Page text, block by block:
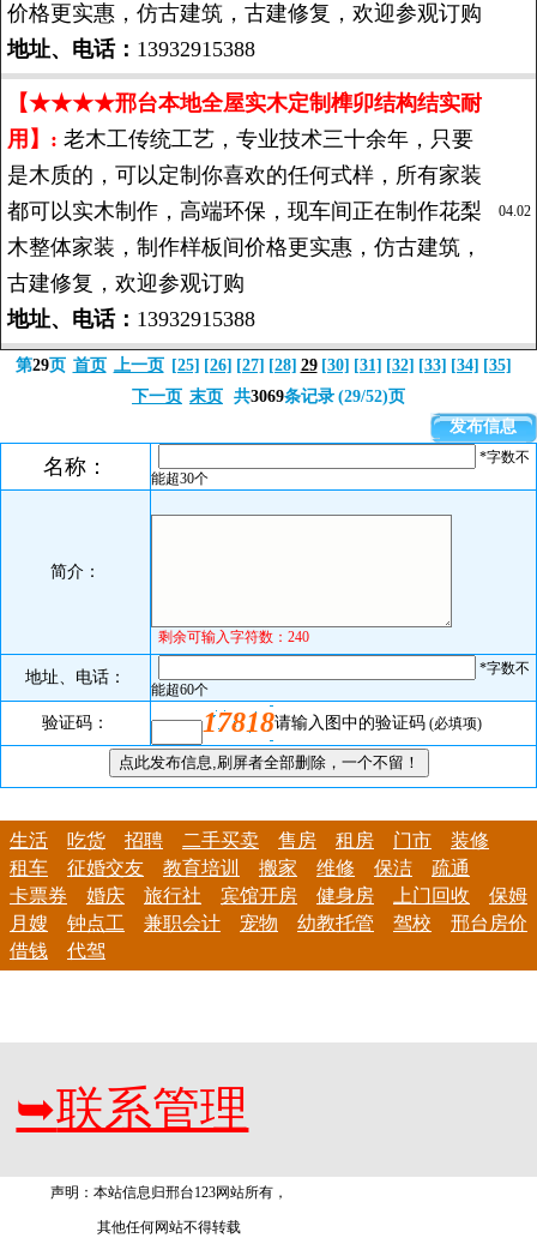
价格更实惠，仿古建筑，古建修复，欢迎参观订购
地址、电话： 13932915388
【★★★★邢台本地全屋实木定制榫卯结构结实耐
用】: 老木工传统工艺，专业技术三十余年，只要
是木质的，可以定制你喜欢的任何式样，所有家装
都可以实木制作，高端环保，现车间正在制作花梨
木整体家装，制作样板间价格更实惠，仿古建筑，
古建修复，欢迎参观订购
地址、电话： 13932915388
04.02
第29页 首页 上一页 [25] [26] [27] [28] 29 [30] [31] [32] [33] [34] [35]
下一页 末页 共3069条记录 (29/52)页
发布信息
名称：
*字数不
能超30个
简介 ：
剩余可输入字符数：240
地址、电话：
*字数不
能超60个
验证码： 17818请输入图中的验证码 (必填项)
生活 吃货 招聘 二手买卖 售房 租房 门市
装修
租车
征婚交友 教育培训 搬家 维修 保洁
疏通
卡票券
婚庆 旅行社 宾馆开房 健身房 上门回收
保姆
月嫂
钟点工 兼职会计 宠物 幼教托管 驾校
邢台房价
借钱
代驾
➥联系管理
声明：本站信息归邢台123网站所有，
其他任何网站不得转载